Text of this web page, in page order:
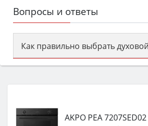
Вопросы и ответы
Как правильно выбрать
Сначала определитесь с типом
затем смотрите на объём 50–70
функции (конвекция, гриль,
AKPO PEA 7207SED02